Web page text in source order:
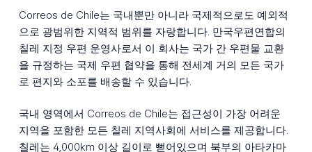
Correos de Chile는 국내뿐만 아니라 국제적으로도 예외적
으로 광범위한 지역적 범위를 자랑합니다. 만국우편연합의
칠레 지정 우편 운영사로서 이 회사는 국가 간 우편물 교환
을 규정하는 국제 우편 협약을 통해 전세계 거의 모든 국가
로 편지와 소포를 배송할 수 있습니다.
국내 영역에서 Correos de Chile는 접근성이 가장 어려운
지역을 포함한 모든 칠레 지역사회에 서비스를 제공합니다.
칠레는 4,000km 이상 길이로 뻗어있으며 북부의 아타카마